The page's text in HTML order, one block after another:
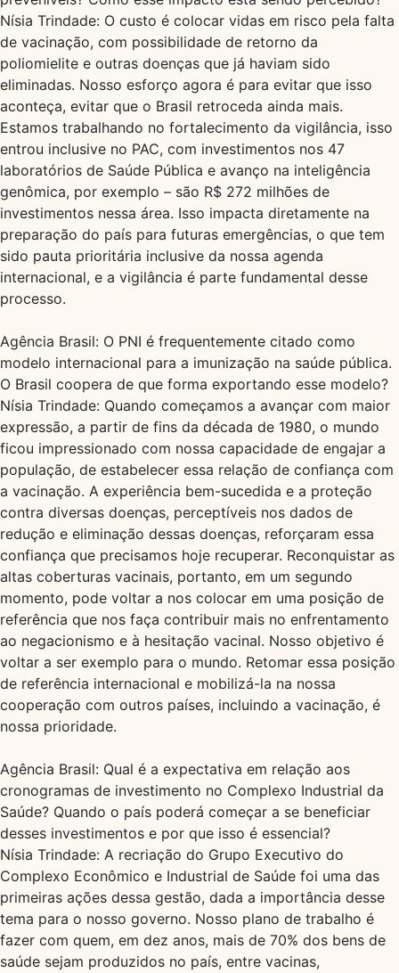
Nísia Trindade: O custo é colocar vidas em risco pela falta
de vacinação, com possibilidade de retorno da
poliomielite e outras doenças que já haviam sido
eliminadas. Nosso esforço agora é para evitar que isso
aconteça, evitar que o Brasil retroceda ainda mais.
Estamos trabalhando no fortalecimento da vigilância, isso
entrou inclusive no PAC, com investimentos nos 47
laboratórios de Saúde Pública e avanço na inteligência
genômica, por exemplo – são R$ 272 milhões de
investimentos nessa área. Isso impacta diretamente na
preparação do país para futuras emergências, o que tem
sido pauta prioritária inclusive da nossa agenda
internacional, e a vigilância é parte fundamental desse
processo.
Agência Brasil: O PNI é frequentemente citado como
modelo internacional para a imunização na saúde pública.
O Brasil coopera de que forma exportando esse modelo?
Nísia Trindade: Quando começamos a avançar com maior
expressão, a partir de fins da década de 1980, o mundo
ficou impressionado com nossa capacidade de engajar a
população, de estabelecer essa relação de confiança com
a vacinação. A experiência bem-sucedida e a proteção
contra diversas doenças, perceptíveis nos dados de
redução e eliminação dessas doenças, reforçaram essa
confiança que precisamos hoje recuperar. Reconquistar as
altas coberturas vacinais, portanto, em um segundo
momento, pode voltar a nos colocar em uma posição de
referência que nos faça contribuir mais no enfrentamento
ao negacionismo e à hesitação vacinal. Nosso objetivo é
voltar a ser exemplo para o mundo. Retomar essa posição
de referência internacional e mobilizá-la na nossa
cooperação com outros países, incluindo a vacinação, é
nossa prioridade.
Agência Brasil: Qual é a expectativa em relação aos
cronogramas de investimento no Complexo Industrial da
Saúde? Quando o país poderá começar a se beneficiar
desses investimentos e por que isso é essencial?
Nísia Trindade: A recriação do Grupo Executivo do
Complexo Econômico e Industrial de Saúde foi uma das
primeiras ações dessa gestão, dada a importância desse
tema para o nosso governo. Nosso plano de trabalho é
fazer com quem, em dez anos, mais de 70% dos bens de
saúde sejam produzidos no país, entre vacinas,